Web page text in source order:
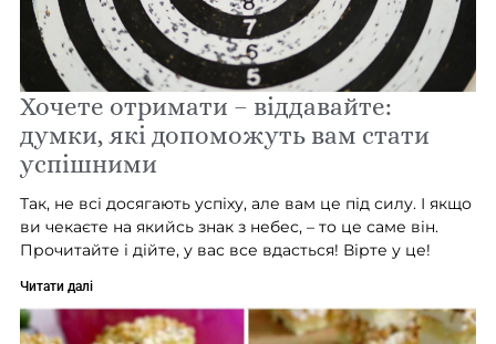
Хочете отримати – віддавайте:
думки, які допоможуть вам стати
успішними
Так, не всі досягають успіху, але вам це під силу. І якщо
ви чекаєте на якийсь знак з небес, – то це саме він.
Прочитайте і дійте, у вас все вдасться! Вірте у це!
Читати далі